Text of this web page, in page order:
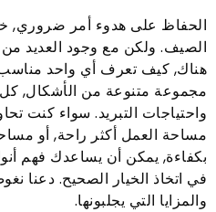
الحفاظ على هدوء أمر ضروري,
الصيف. ولكن مع وجود العديد من
هناك, كيف تعرف أي واحد مناسب
مجموعة متنوعة من الأشكال,
واحتياجات التبريد. سواء كنت
مساحة العمل أكثر راحة, أو
بكفاءة, يمكن أن يساعدك فهم
والمزايا التي يجلبونها.